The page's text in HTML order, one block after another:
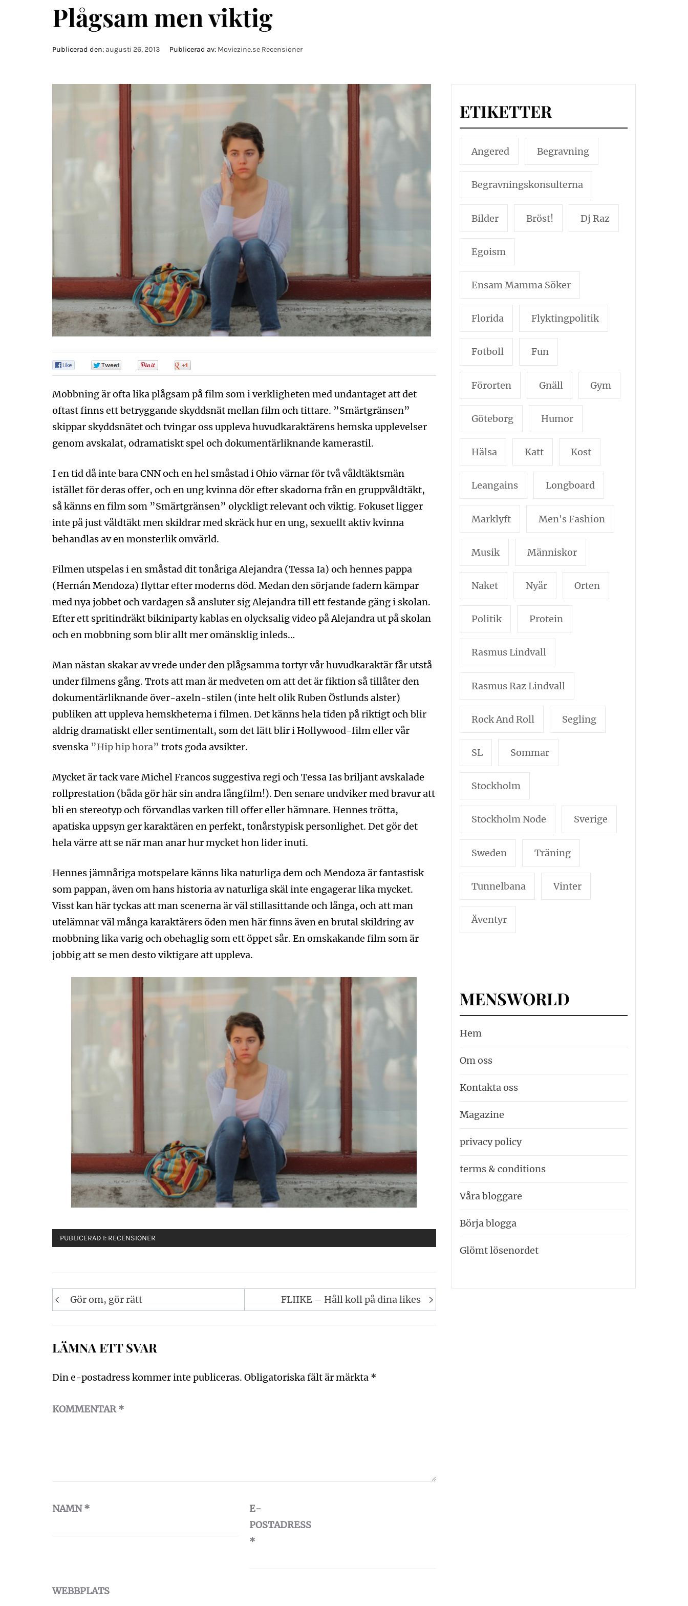
Plågsam men viktig
Publicerad den: augusti 26, 2013 Publicerad av: Moviezine.se Recensioner
Mobbning är ofta lika plågsam på film som i verkligheten med undantaget att det
oftast finns ett betryggande skyddsnät mellan film och tittare. ”Smärtgränsen”
skippar skyddsnätet och tvingar oss uppleva huvudkaraktärens hemska upplevelser
genom avskalat, odramatiskt spel och dokumentärliknande kamerastil.
I en tid då inte bara CNN och en hel småstad i Ohio värnar för två våldtäktsmän
istället för deras offer, och en ung kvinna dör efter skadorna från en gruppvåldtäkt,
så känns en film som ”Smärtgränsen” olyckligt relevant och viktig. Fokuset ligger
inte på just våldtäkt men skildrar med skräck hur en ung, sexuellt aktiv kvinna
behandlas av en monsterlik omvärld.
Filmen utspelas i en småstad dit tonåriga Alejandra (Tessa Ia) och hennes pappa
(Hernán Mendoza) flyttar efter moderns död. Medan den sörjande fadern kämpar
med nya jobbet och vardagen så ansluter sig Alejandra till ett festande gäng i skolan.
Efter ett spritindräkt bikiniparty kablas en olycksalig video på Alejandra ut på skolan
och en mobbning som blir allt mer omänsklig inleds…
Man nästan skakar av vrede under den plågsamma tortyr vår huvudkaraktär får utstå
under filmens gång. Trots att man är medveten om att det är fiktion så tillåter den
dokumentärliknande över-axeln-stilen (inte helt olik Ruben Östlunds alster)
publiken att uppleva hemskheterna i filmen. Det känns hela tiden på riktigt och blir
aldrig dramatiskt eller sentimentalt, som det lätt blir i Hollywood-film eller vår
svenska ”Hip hip hora” trots goda avsikter.
Mycket är tack vare Michel Francos suggestiva regi och Tessa Ias briljant avskalade
rollprestation (båda gör här sin andra långfilm!). Den senare undviker med bravur att
bli en stereotyp och förvandlas varken till offer eller hämnare. Hennes trötta,
apatiska uppsyn ger karaktären en perfekt, tonårstypisk personlighet. Det gör det
hela värre att se när man anar hur mycket hon lider inuti.
Hennes jämnåriga motspelare känns lika naturliga dem och Mendoza är fantastisk
som pappan, även om hans historia av naturliga skäl inte engagerar lika mycket.
Visst kan här tyckas att man scenerna är väl stillasittande och långa, och att man
utelämnar väl många karaktärers öden men här finns även en brutal skildring av
mobbning lika varig och obehaglig som ett öppet sår. En omskakande film som är
jobbig att se men desto viktigare att uppleva.
PUBLICERAD I: RECENSIONER
Inläggsnavigering
Gör om, gör rätt FLIIKE – Håll koll på dina likes
LÄMNA ETT SVAR
Din e-postadress kommer inte publiceras. Obligatoriska fält är märkta *
KOMMENTAR*
NAMN*
E-
POSTADRESS
*
WEBBPLATS
ETIKETTER
Angered Begravning
Begravningskonsulterna
Bilder Bröst! Dj Raz
Egoism
Ensam Mamma Söker
Florida Flyktingpolitik
Fotboll Fun
Förorten Gnäll Gym
Göteborg Humor
Hälsa Katt Kost
Leangains Longboard
Marklyft Men's Fashion
Musik Människor
Naket Nyår Orten
Politik Protein
Rasmus Lindvall
Rasmus Raz Lindvall
Rock And Roll Segling
SL Sommar
Stockholm
Stockholm Node Sverige
Sweden Träning
Tunnelbana Vinter
Äventyr
MENSWORLD
Hem
Om oss
Kontakta oss
Magazine
privacy policy
terms & conditions
Våra bloggare
Börja blogga
Glömt lösenordet